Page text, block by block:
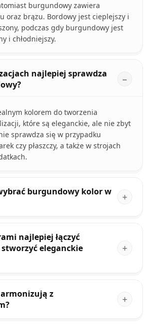
burgundowy zawiera
oraz brązu. Bordowy jest cieplejszy i
podczas gdy burgundowy jest
i chłodniejszy.
najlepiej sprawdza
kolorem do tworzenia
które są eleganckie, ale nie zbyt
sprawdza się w przypadku
czy płaszczy, a także w strojach
burgundowy kolor w
najlepiej łączyć
eleganckie
z